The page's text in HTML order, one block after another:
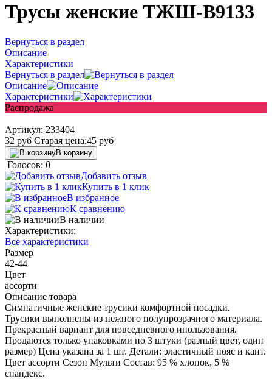
Трусы женские ТЖШ-B9133
Вернуться в раздел
Описание
Характеристики
Вернуться в раздел
Описание
Характеристики
Распродажа
Артикул: 233404
32 руб Старая цена:45руб
В корзину
Голосов: 0
Добавить отзыв
Купить в 1 клик
В избранное
К сравнению
В наличии
Характеристики:
Все характеристики
Размер
42-44
Цвет
ассорти
Описание товара
Симпатичные женские трусики комфортной посадки.
Трусики выполнены из нежного полупрозрачного материала.
Прекрасный вариант для повседневного ипользования.
Продаются только упаковками по 3 штуки (разный цвет, один
размер) Цена указана за 1 шт. Детали: эластичный пояс и кант.
Цвет ассорти Сезон Мульти Состав: 95 % хлопок, 5 %
спандекс.